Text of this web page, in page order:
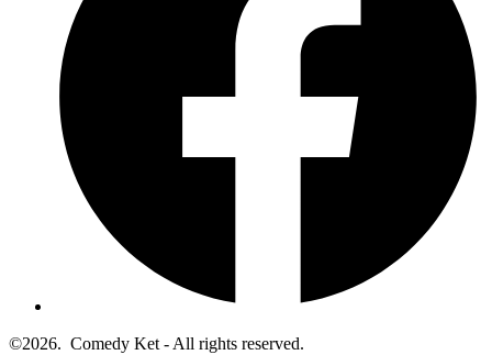
©2026. Comedy Ket - All rights reserved.